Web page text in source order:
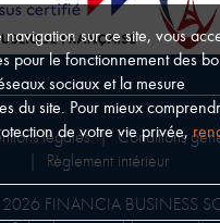
FINANCIA BUSINESS
légales | Conditions
Règlement intérieur
navigation sur ce site, vous
pour le fonctionnement des
sociaux et la mesure
du site. Pour mieux
de votre vie privée,